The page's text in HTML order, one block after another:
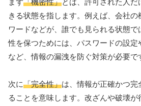
きる状態を指します。例えば、会社の
ワードなどが、誰でも見られる状態
性を保つためには、パスワードの設定
など、情報の漏洩を防ぐ対策が必要で
次に「完全性」は、情報が正確かつ
ることを意味します。改ざんや破壊